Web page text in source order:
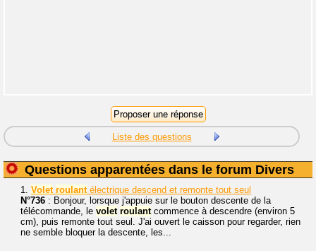
Liste des questions
Questions apparentées dans le forum Divers
1. Volet roulantélectrique descend et remonte tout seul
N°736 : Bonjour, lorsque j'appuie sur le bouton descente de la
télécommande, le volet roulantcommence à descendre (environ 5
cm), puis remonte tout seul. J'ai ouvert le caisson pour regarder, rien
ne semble bloquer la descente, les...